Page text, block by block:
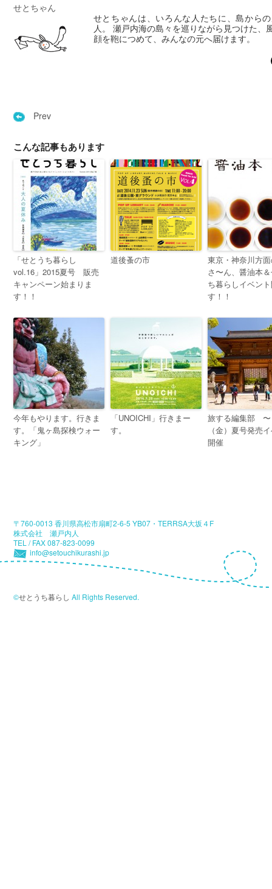
せとちゃん
せとちゃんは、いろんな人たちに、島から
人。 瀬戸内海の島々を巡りながら見つけた、
顔を鞄につめて、みんなの元へ届けます。
Prev
こんな記事もあります
「せとうち暮らし
vol.16」2015夏号 販売
キャンペーン始まりま
す！！
道後蚤の市
東京・神奈川方
さ〜ん、醤油本
ち暮らしイベン
す！！
今年もやります。行きま
す。「鬼ヶ島探検ウォー
キング」
「UNOICHI」行きまー
す。
旅する編集部 〜
（金）夏号発売
開催
〒760-0013 香川県高松市扇町2-6-5 YB07・TERRSA大坂４F
株式会社 瀬戸内人
TEL / FAX 087-823-0099
info@setouchikurashi.jp
©せとうち暮らし All Rights Reserved.